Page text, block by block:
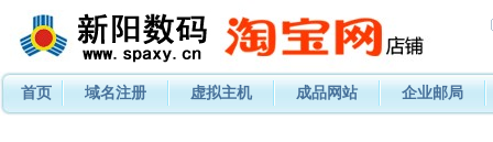
首页 域名注册 虚拟主机 成品网站 企业邮局